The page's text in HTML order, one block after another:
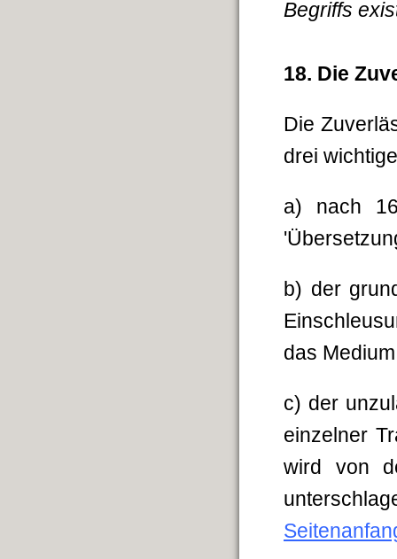
Begriffs
18. Die
Die
drei
a) nach
b) der
das
c) der
einzelner
wird von